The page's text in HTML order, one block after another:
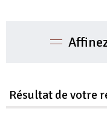
Résultat de votre